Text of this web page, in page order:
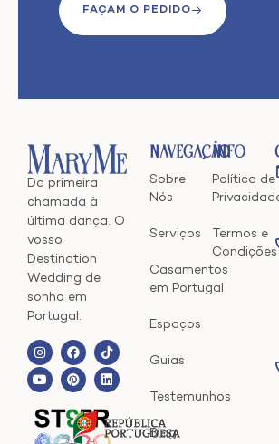
FAÇAM O PEDIDO
Da primeira
chamada à
última dança. O
vosso
Destination
Wedding de
sonho em
Portugal.
Navegação
Sobre
Nós
Serviços
Casamentos
em Portugal
Espaços
Guias
Testemunhos
Blog
Info
Política de
Termos e
Condições